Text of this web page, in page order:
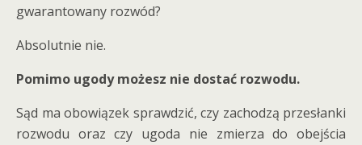
gwarantowany rozwód?
Absolutnie nie.
Pomimo ugody możesz nie dostać rozwodu.
Sąd ma obowiązek sprawdzić, czy zachodzą przesłanki
rozwodu oraz czy ugoda nie zmierza do obejścia